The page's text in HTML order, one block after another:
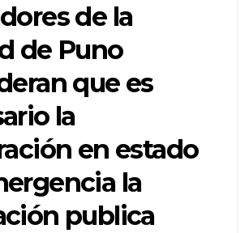
de la
de Puno
que es
la
en estado
la
publica